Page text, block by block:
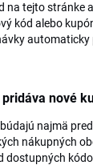
na tejto stránke
kód alebo
automaticky
nové
najmä
nákupných
dostupných